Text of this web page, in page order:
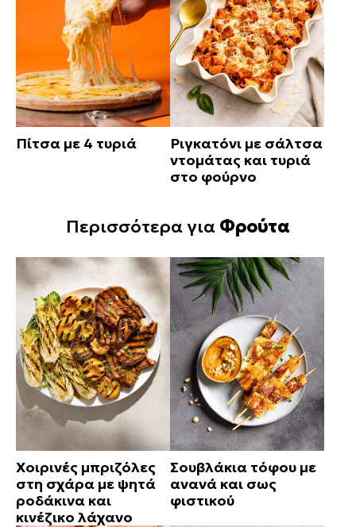
Πίτσα με 4 τυριά
Ριγκατόνι με σάλτσα
ντομάτας και τυριά
στο φούρνο
Περισσότερα για Φρούτα
Χοιρινές μπριζόλες
στη σχάρα με ψητά
ροδάκινα και
κινέζικο λάχανο
Σουβλάκια τόφου με
ανανά και σως
φιστικού